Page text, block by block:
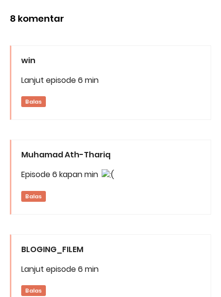
8 komentar
win
Lanjut episode 6 min
Balas
Muhamad Ath-Thariq
Episode 6 kapan min
Balas
BLOGING_FILEM
Lanjut episode 6 min
Balas